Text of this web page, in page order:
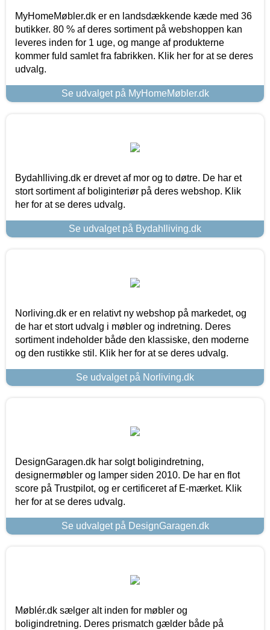
MyHomeMøbler.dk er en landsdækkende kæde med 36
butikker. 80 % af deres sortiment på webshoppen kan
leveres inden for 1 uge, og mange af produkterne
kommer fuld samlet fra fabrikken. Klik her for at se deres
udvalg.
Se udvalget på MyHomeMøbler.dk
Bydahlliving.dk er drevet af mor og to døtre. De har et
stort sortiment af boliginteriør på deres webshop. Klik
her for at se deres udvalg.
Se udvalget på Bydahlliving.dk
Norliving.dk er en relativt ny webshop på markedet, og
de har et stort udvalg i møbler og indretning. Deres
sortiment indeholder både den klassiske, den moderne
og den rustikke stil. Klik her for at se deres udvalg.
Se udvalget på Norliving.dk
DesignGaragen.dk har solgt boligindretning,
designermøbler og lamper siden 2010. De har en flot
score på Trustpilot, og er certificeret af E-mærket. Klik
her for at se deres udvalg.
Se udvalget på DesignGaragen.dk
Møblér.dk sælger alt inden for møbler og
boligindretning. Deres prismatch gælder både på